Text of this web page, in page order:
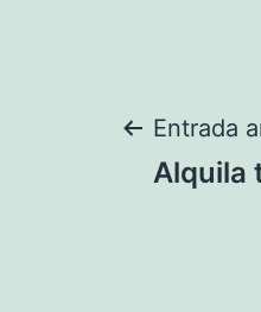
Entrada
Alquila